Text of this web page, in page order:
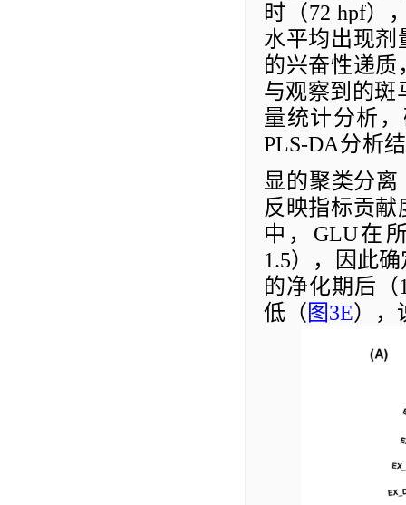
时（72 hpf）
水平均出现剂
的兴奋性递质
与观察到的斑
量统计分析
PLS-DA分析
显的聚类分离
反映指标贡献
中， GLU在
1.5），因此确
的净化期后（
低（ 图3E） ，